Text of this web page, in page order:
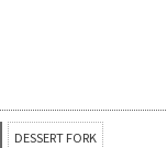
DESSERT FORK